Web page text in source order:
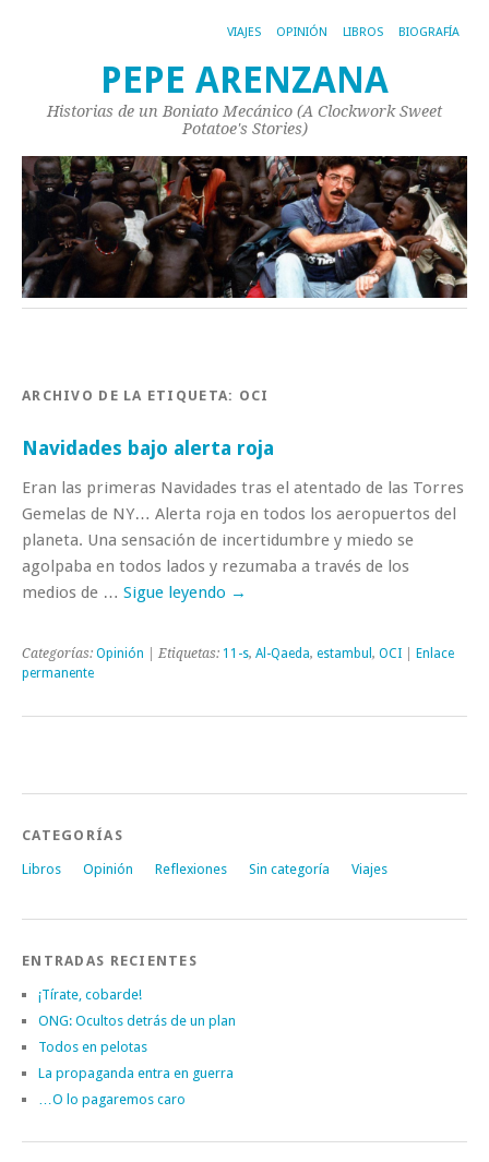
VIAJES OPINIÓN LIBROS BIOGRAFÍA
PEPE ARENZANA
Historias de un Boniato Mecánico (A Clockwork Sweet
Potatoe's Stories)
ARCHIVO DE LA ETIQUETA: OCI
Navidades bajo alerta roja
Eran las primeras Navidades tras el atentado de las Torres
Gemelas de NY… Alerta roja en todos los aeropuertos del
planeta. Una sensación de incertidumbre y miedo se
agolpaba en todos lados y rezumaba a través de los
medios de … Sigue leyendo →
Categorías: Opinión | Etiquetas: 11-s, Al-Qaeda, estambul , OCI
Enlace
permanente
CATEGORÍAS
Libros Opinión Reflexiones Sin categoría Viajes
ENTRADAS RECIENTES
¡Tírate, cobarde!
ONG: Ocultos detrás de un plan
Todos en pelotas
La propaganda entra en guerra
…O lo pagaremos caro